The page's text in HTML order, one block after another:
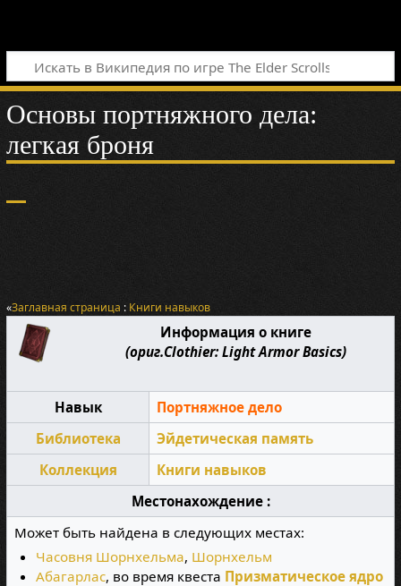
Основы портняжного дела:
легкая броня
«Заглавная страница : Книги навыков
Информация о книге
(ориг.Clothier: Light Armor Basics)
Навык
Портняжное дело
Библиотека
Эйдетическая память
Коллекция
Книги навыков
Местонахождение :
Может быть найдена в следующих местах:
Часовня Шорнхельма, Шорнхельм
Абагарлас, во время квеста Призматическое ядро